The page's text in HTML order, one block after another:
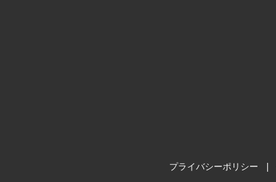
プライバシーポリシー